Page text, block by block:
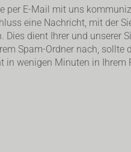
per E-Mail mit uns
eine Nachricht, mit der
Dies dient Ihrer und unserer
Spam-Ordner nach, sollte
in wenigen Minuten in Ihrem